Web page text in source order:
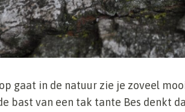
gaat in de natuur zie je zoveel
bast van een tak tante Bes denkt